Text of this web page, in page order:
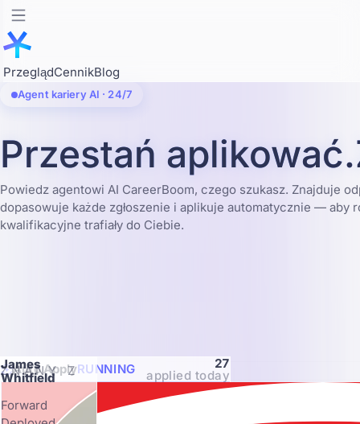
PrzeglądCennikBlog
Agent kariery AI · 24/7
Przestań aplikować.
Powiedz agentowi AI CareerBoom, czego szukasz. Znajduje
dopasowuje każde zgłoszenie i aplikuje automatycznie — aby
kwalifikacyjne trafiały do Ciebie.
Auto ApplyRUNNING 27
applied today
James
Whitfield
Forward
ZNANY Z